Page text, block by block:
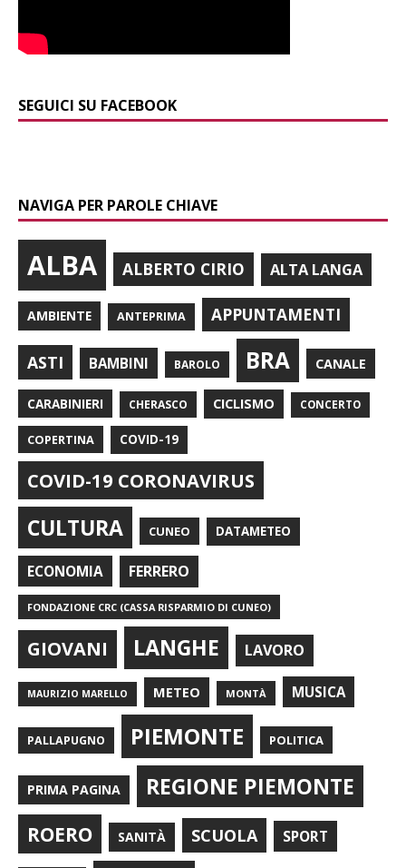
SEGUICI SU FACEBOOK
NAVIGA PER PAROLE CHIAVE
ALBA ALBERTO CIRIO ALTA LANGA
AMBIENTE ANTEPRIMA APPUNTAMENTI
ASTI BAMBINI BAROLO BRA CANALE
CARABINIERI CHERASCO CICLISMO CONCERTO
COPERTINA COVID-19
COVID-19 CORONAVIRUS
CULTURA CUNEO DATAMETEO
ECONOMIA FERRERO
FONDAZIONE CRC (CASSA RISPARMIO DI CUNEO)
GIOVANI LANGHE LAVORO
MAURIZIO MARELLO METEO MONTÀ MUSICA
PALLAPUGNO PIEMONTE POLITICA
PRIMA PAGINA REGIONE PIEMONTE
ROERO SANITÀ SCUOLA SPORT